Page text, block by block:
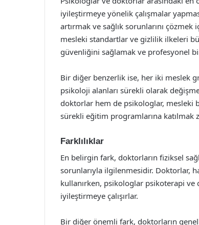
iyileştirmeye yönelik çalışmalar
artırmak ve sağlık sorunlarını
mesleki standartlar ve gizlilik ilkeleri
güvenliğini sağlamak ve profesyonel
Bir diğer benzerlik ise, her iki meslek
psikoloji alanları sürekli olarak
doktorlar hem de psikologlar, mesleki
sürekli eğitim programlarına katılmak
Farklılıklar
En belirgin fark, doktorların fiziksel
sorunlarıyla ilgilenmesidir. Doktorlar,
kullanırken, psikologlar psikoterapi ve
iyileştirmeye çalışırlar.
Bir diğer önemli fark, doktorların